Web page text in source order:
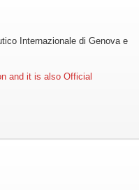
Internazionale di Genova e
and it is also Official